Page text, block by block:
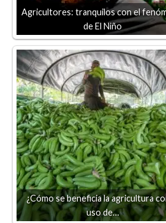
Agricultores: tranquilos con el
de El Niño
¿Cómo se beneficia la agricultura
uso de…